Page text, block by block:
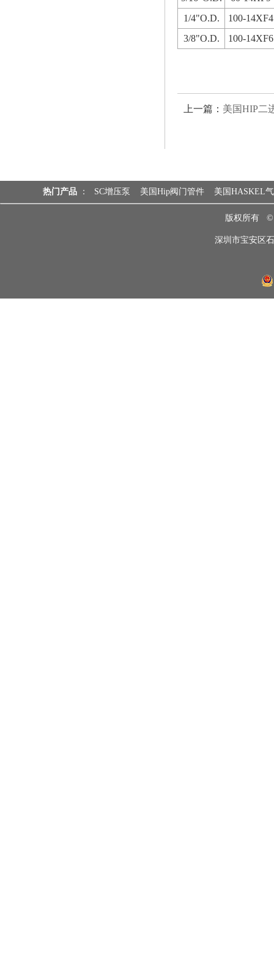
1/4"O.D.
100-14XF4
3/8"O.D.
100-14XF6
上一篇： 美国HIP二
热门产品 ： SC增压泵 美国Hip阀门管件 美国HASKEL
版权所有
深圳市宝安区